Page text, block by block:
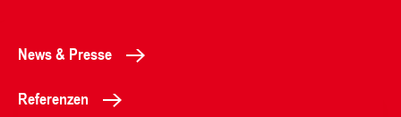
News & Presse
Referenzen